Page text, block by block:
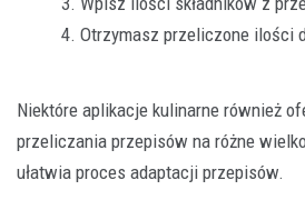
Otrzymasz przeliczone ilości
Niektóre aplikacje kulinarne również
przeliczania przepisów na różne
ułatwia proces adaptacji przepisów.